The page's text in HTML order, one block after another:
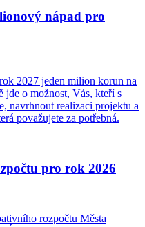
nápad pro
2027 jeden milion korun na
jde o možnost, Vás, kteří s
navrhnout realizaci projektu a
považujete za potřebná.
pro rok 2026
rozpočtu Města